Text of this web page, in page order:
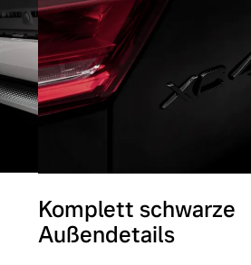
Komplett schwarze
Außendetails